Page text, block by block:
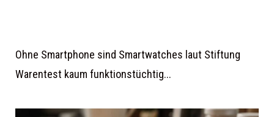
Ohne Smartphone sind Smartwatches laut Stiftung
Warentest kaum funktionstüchtig...